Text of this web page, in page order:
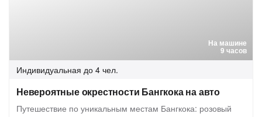
На машине
9 часов
Индивидуальная до 4 чел.
Невероятные окрестности Бангкока на авто
Путешествие по уникальным местам Бангкока: розовый